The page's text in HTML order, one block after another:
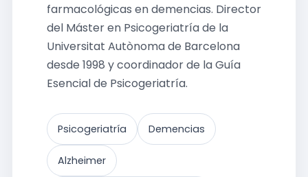
farmacológicas en demencias. Director
del Máster en Psicogeriatría de la
Universitat Autònoma de Barcelona
desde 1998 y coordinador de la Guía
Esencial de Psicogeriatría.
Psicogeriatría Demencias
Alzheimer